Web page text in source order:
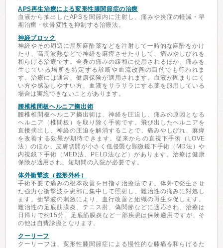
APS再生治療による変形性膝関節症の治療
血液から抽出したAPSを関節内に注射し、痛みや炎症の軽減・早
期治癒・軟骨変性を抑制する治療法。
神経ブロック
神経やその周辺に局所麻酔薬などを注射して一時的な麻酔をかけ
たり、高周波熱などで神経を麻痺させたりして、痛みやしびれを
和らげる治療です。全身の痛みの緩和に使用されるほか、痛みを
生じている場所を特定する診断や血流改善の目的でも行われま
す。治療には通常、健康保険が適用されます。血液が固まりにく
い方や感染しやすい方、血液をサラサラにする薬を服用している
場合は実施できないことがあります。
腰椎椎間板ヘルニア摘出術
腰椎椎間板ヘルニア摘出術は、神経を圧迫し、痛みの原因となる
ヘルニア（椎間板）を取り除く手術です。飛び出したヘルニアを
直接摘出し、神経の圧迫を解消することで、痛みやしびれ、麻痺
を改善する効果が期待できます。従来からの直視下手術（LOVE
法）のほか、皮膚切開が小さく低侵襲な顕微鏡下手術（MD法）や
内視鏡下手術（MED法、PELD法など）があります。治療は健康
保険が適用され、短期間の入院が必要です。
体外衝撃波（整形外科）
手術不要で痛みの根本改善を目指す治療法です。体外で発生させ
た強力な衝撃波を患部に集中して照射し、難治性の痛みに対処し
ます。衝撃波の刺激により、血行改善と組織の再生を促します。
難治性の足底筋膜炎、テニス肘、偽関節などに適応され、治療は
日帰りで約15分。足底筋膜炎など一部疾患は保険適用ですが、そ
の他は自費診療となります。
クーリーフ
クーリーフは、変形性膝関節症による慢性的な膝痛を和らげるた